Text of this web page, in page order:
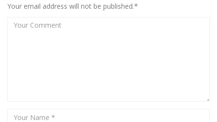
Your email address will not be published.*